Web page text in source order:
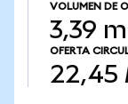
VOLUMEN DE
3,39
OFERTA
22,45